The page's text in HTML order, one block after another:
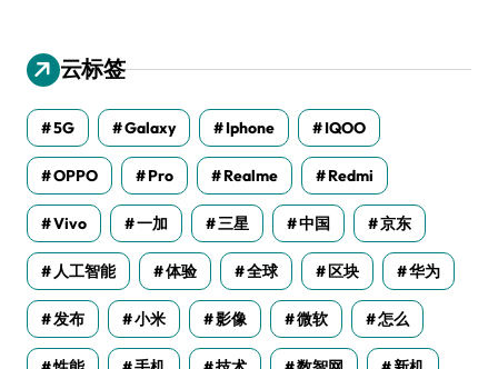
云标签
5G Galaxy Iphone IQOO
OPPO Pro Realme Redmi
Vivo 一加 三星 中国 京东
人工智能 体验 全球 区块 华为
发布 小米 影像 微软 怎么